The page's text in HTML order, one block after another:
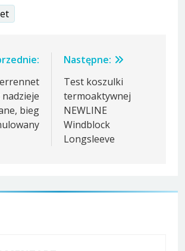
nadzieje
bieg
Następne:
Test koszulki
termoaktywnej
NEWLINE
Windblock
Longsleeve